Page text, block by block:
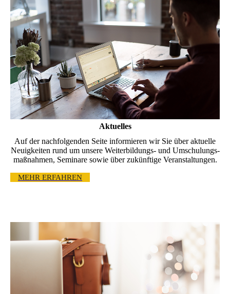
Aktuelles
Auf der nachfolgenden Seite informieren wir Sie über aktuelle
Neuigkeiten rund um unsere Weiter­bildungs- und Umschulungs­
maßnahmen, Seminare sowie über zukünftige Veranstaltungen.
MEHR ERFAHREN